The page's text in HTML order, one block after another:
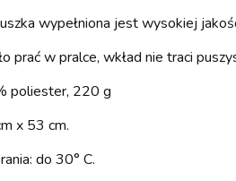
wypełniona jest wysokiej
prać w pralce, wkład nie traci
poliester, 220 g
x 53 cm.
do 30° C.